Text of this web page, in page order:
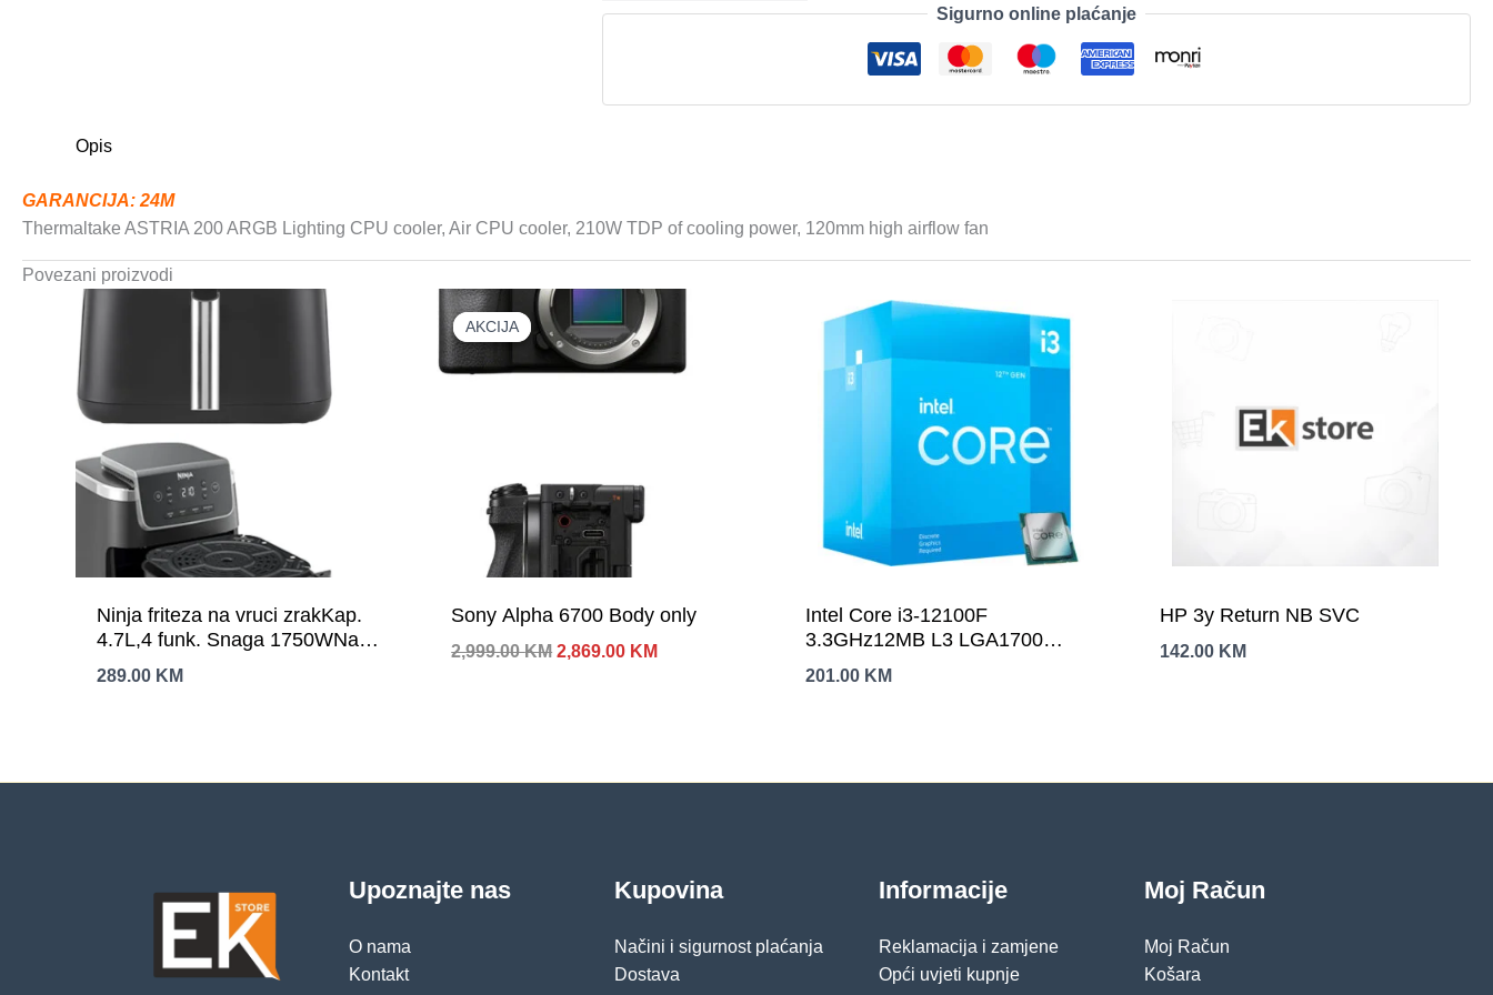
CPU
TDP
Sigurno online plaćanje
Opis
GARANCIJA: 24M
Thermaltake ASTRIA 200 ARGB Lighting CPU cooler, Air CPU cooler, 210W TDP of cooling power, 120mm high airflow fan
Povezani proizvodi
Ninja friteza na vruci zrakKap.
4.7L,4 funk. Snaga 1750WNano
keramicki premaz, AirCrips
tehnol.
289.00 KM
AKCIJA
AKCIJA
Sony Alpha 6700 Body only
2,999.00KM Izvorna
2,869.00 KMTrenutna
Intel Core i3-12100F
3.3GHz12MB L3 LGA1700
BOXAlder Lake,bez grafike
201.00 KM
HP 3y Return NB SVC
142.00 KM
Upoznajte nas
O nama
Kontakt
Kupovina
Načini i sigurnost plaćanja
Dostava
Informacije
Reklamacija i zamjene
Opći uvjeti kupnje
Moj Račun
Moj Račun
Košara